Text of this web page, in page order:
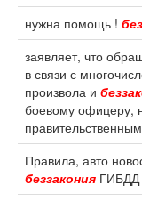
нужна помощь !
заявляет, что
в связи с
произвола и
боевому офицеру,
Правила, авто
беззакония ГИБДД